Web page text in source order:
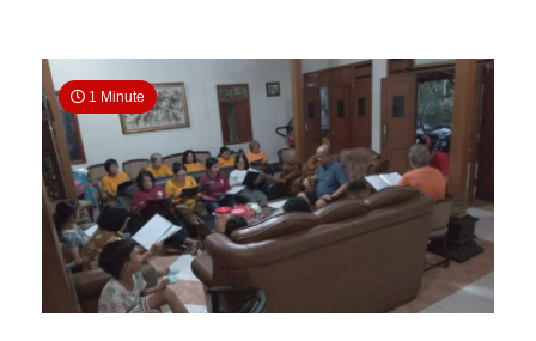
Tradisi
melalui
Misa
Syukur
Mitoni
1 Minute